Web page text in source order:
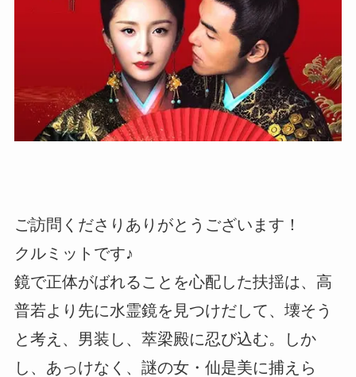
ご訪問くださりありがとうございます！
クルミットです♪
鏡で正体がばれることを心配した扶揺は、高
普若より先に水霊鏡を見つけだして、壊そう
と考え、男装し、萃梁殿に忍び込む。しか
し、あっけなく、謎の女・仙是美に捕えら